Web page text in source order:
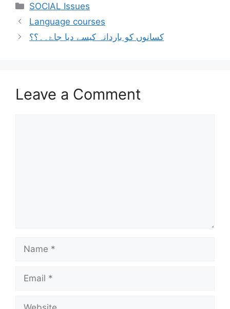
SOCIAL Issues
Language courses
کسانوں کو باردانہ کيسے ديا جاۓ۔۔؟؟
Leave a Comment